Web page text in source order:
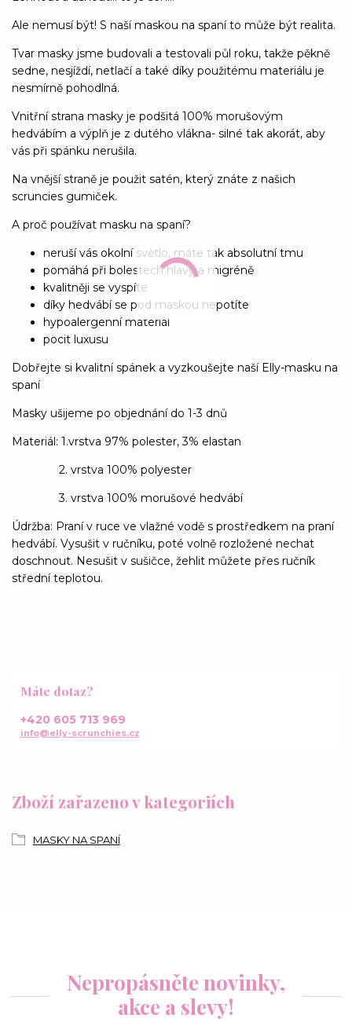
Ale nemusí být! S naší maskou na spaní to může být realita.
Tvar masky jsme budovali a testovali půl roku, takže pěkně
sedne, nesjíždí, netlačí a také díky použitému materiálu je
nesmírně pohodlná.
Vnitřní strana masky je podšitá 100% morušovým
hedvábím a výplň je z dutého vlákna- silné tak akorát, aby
vás při spánku nerušila.
Na vnější straně je použit satén, který znáte z našich
scruncies gumiček.
A proč používat masku na spaní?
neruší vás okolní světlo, máte tak absolutní tmu
pomáhá při bolestech hlavy a migréně
kvalitněji se vyspíte
díky hedvábí se pod maskou nepotíte
hypoalergenní materiál
pocit luxusu
Dobřejte si kvalitní spánek a vyzkoušejte naší Elly-masku na
spaní
Masky ušijeme po objednání do 1-3 dnů
Materiál: 1.vrstva 97% polester, 3% elastan
2. vrstva 100% polyester
3. vrstva 100% morušové hedvábí
Údržba: Praní v ruce ve vlažné vodě s prostředkem na praní
hedvábí. Vysušit v ručníku, poté volně rozložené nechat
doschnout. Nesušit v sušičce, žehlit můžete přes ručník
střední teplotou.
Zboží zařazeno v kategoriích
MASKY NA SPANÍ
Máte dotaz?
+420 605 713 969
info@elly-scrunchies.cz
Nepropásněte novinky,
akce a slevy!